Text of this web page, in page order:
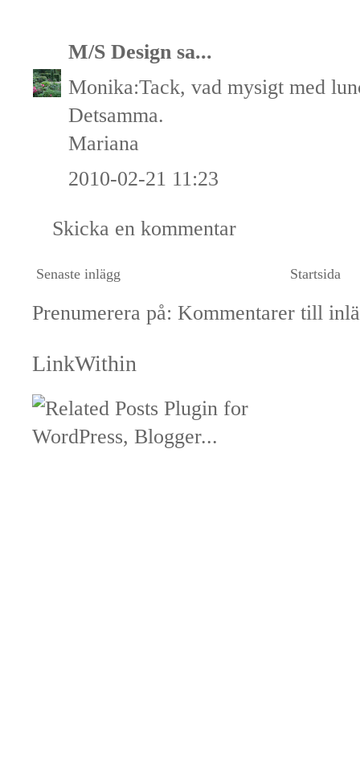
M/S Design sa...
Monika:Tack, vad mysigt med
Detsamma.
Mariana
2010-02-21 11:23
Skicka en kommentar
Senaste inlägg Startsida
Prenumerera på: Kommentarer till
LinkWithin